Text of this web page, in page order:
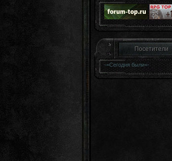
Посетители
-=Сегодня были=-